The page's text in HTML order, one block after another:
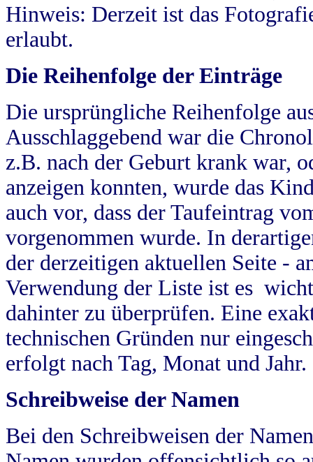
Hinweis: Derzeit ist das
erlaubt.
Die Reihenfolge der Einträge
Die ursprüngliche Reihenfolge
Ausschlaggebend war die
z.B. nach der Geburt krank war,
anzeigen konnten, wurde das
auch vor, dass der Taufeintrag
vorgenommen wurde. In
der derzeitigen aktuellen Seite -
Verwendung der Liste ist es
dahinter zu überprüfen. Eine
technischen Gründen nur
erfolgt nach Tag, Monat und Jahr.
Schreibweise der Namen
Bei den Schreibweisen der